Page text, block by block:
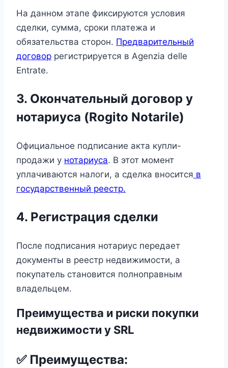
На данном этапе фиксируются условия
сделки, сумма, сроки платежа и
обязательства сторон. Предварительный
договор регистрируется в Agenzia delle
Entrate.
3. Окончательный договор у
нотариуса (Rogito Notarile)
Официальное подписание акта купли-
продажи у нотариуса. В этот момент
уплачиваются налоги, а сделка вносится в
государственный реестр.
4. Регистрация сделки
После подписания нотариус передает
документы в реестр недвижимости, а
покупатель становится полноправным
владельцем.
Преимущества и риски покупки
недвижимости у SRL
✅ Преимущества: